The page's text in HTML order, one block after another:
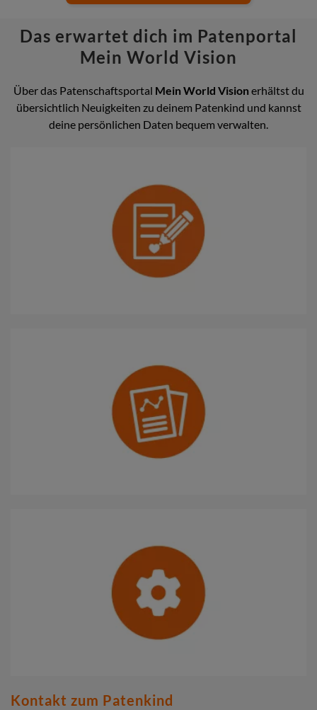
Das erwartet dich im Patenportal
Mein World Vision
Über das Patenschaftsportal Mein World Visionerhältst du
übersichtlich Neuigkeiten zu deinem Patenkind und kannst
deine persönlichen Daten bequem verwalten.
Kontakt zum Patenkind